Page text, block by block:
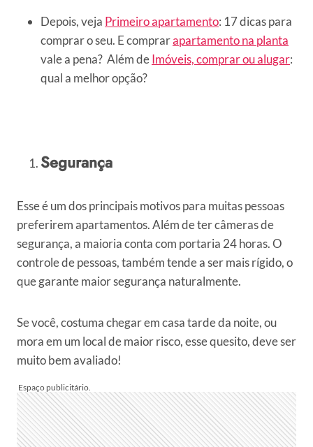
Depois, veja Primeiro apartamento: 17 dicas para
comprar o seu. E comprarapartamento na planta
vale a pena? Além deImóveis, comprar ou alugar:
qual a melhor opção?
Segurança
Esse é um dos principais motivos para muitas pessoas
preferirem apartamentos. Além de ter câmeras de
segurança, a maioria conta com portaria 24 horas. O
controle de pessoas, também tende a ser mais rígido, o
que garante maior segurança naturalmente.
Se você, costuma chegar em casa tarde da noite, ou
mora em um local de maior risco, esse quesito, deve ser
muito bem avaliado!